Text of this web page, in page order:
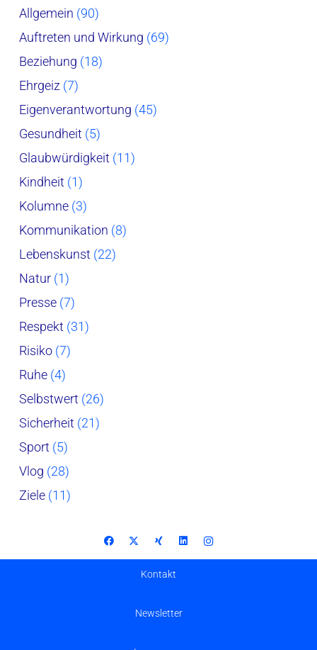
Allgemein (90)
Auftreten und Wirkung (69)
Beziehung (18)
Ehrgeiz (7)
Eigenverantwortung (45)
Gesundheit (5)
Glaubwürdigkeit (11)
Kindheit (1)
Kolumne (3)
Kommunikation (8)
Lebenskunst (22)
Natur (1)
Presse (7)
Respekt (31)
Risiko (7)
Ruhe (4)
Selbstwert (26)
Sicherheit (21)
Sport (5)
Vlog (28)
Ziele (11)
Kontakt
Newsletter